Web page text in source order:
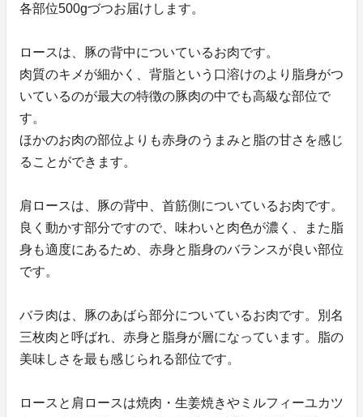
各部位500gづつお届けします。
ロースは、豚の背中についているお肉です。
肉質のキメが細かく、背脂という口溶けのより脂身がつ
いているのが最大の特徴の豚肉の中でも高級な部位で
す。
ほかのお肉の部位よりも赤身のうまみと脂の甘さを感じ
ることができます。
肩ロースは、豚の背中、首筋側についているお肉です。
良く動かす部分ですので、味わいと肉色が濃く、また脂
身も適度にあるため、赤身と脂身のバランスが良い部位
です。
バラ肉は、豚のあばら部分についているお肉です。別名
三枚肉と呼ばれ、赤身と脂身が層になっています。脂の
美味しさを最も感じられる部位です。
ロースと肩ロースは焼肉・生姜焼きやミルフィーユカツ